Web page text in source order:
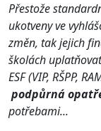
Přestože
ukotveny ve
změn, tak jejich
školách
ESF (VIP, RŠPP,
podpůrná
potřebami...